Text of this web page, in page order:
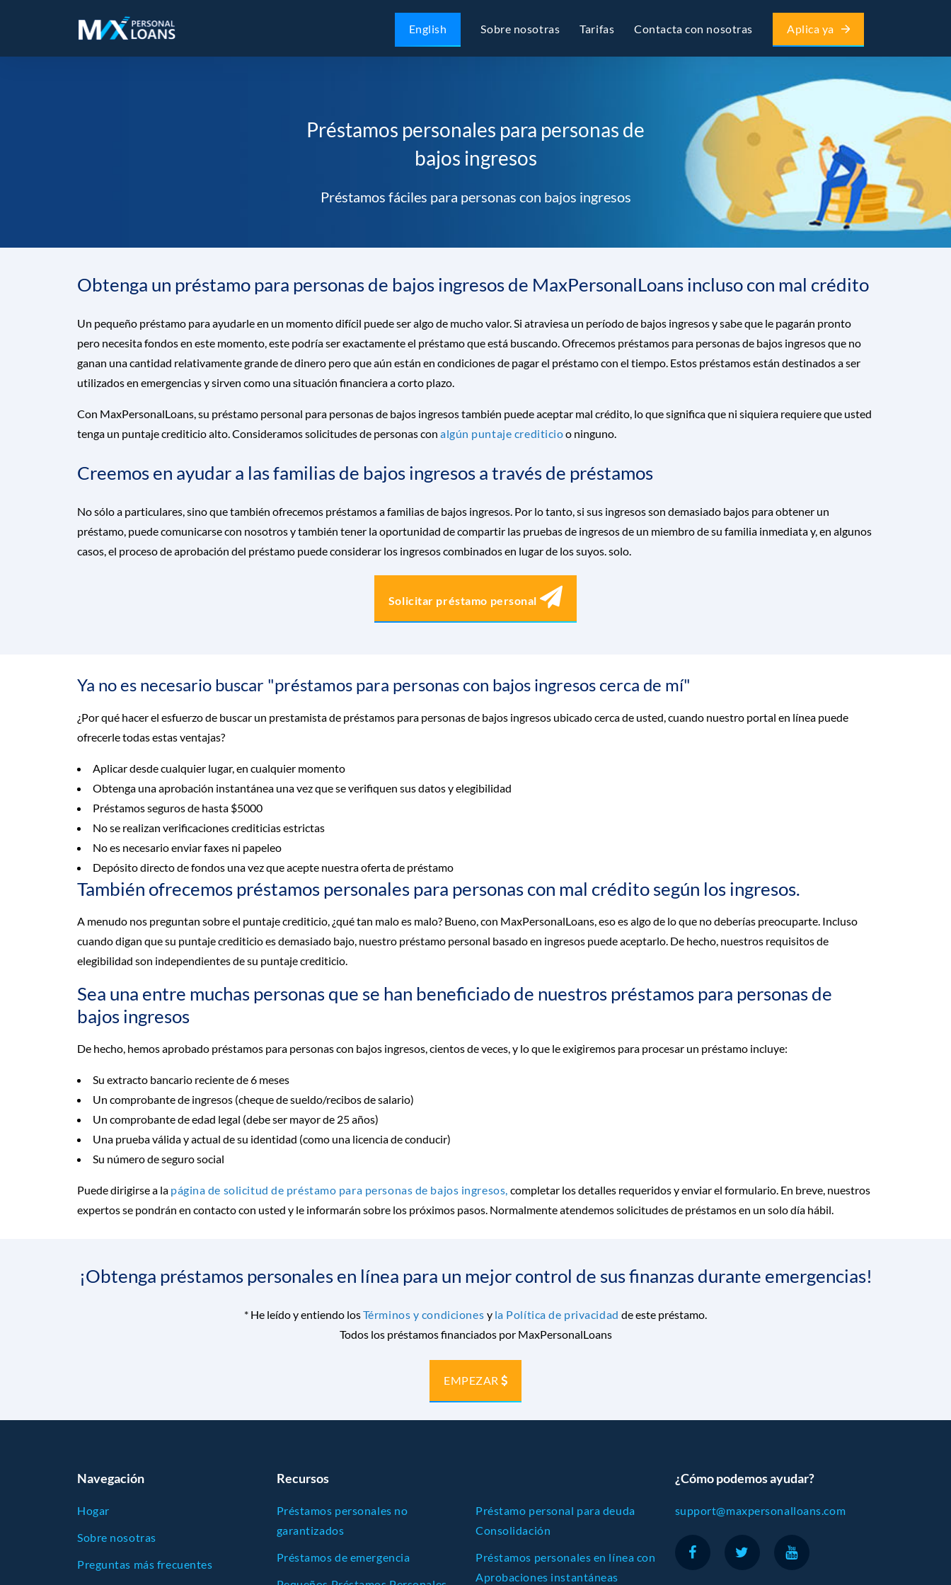
English Sobre nosotras Tarifas Contacta con nosotras Aplica ya
Préstamos personales para personas de
bajos ingresos
Préstamos fáciles para personas con bajos ingresos
Obtenga un préstamo para personas de bajos ingresos de MaxPersonalLoans incluso con mal crédito
Un pequeño préstamo para ayudarle en un momento difícil puede ser algo de mucho valor. Si atraviesa un período de bajos ingresos y sabe que le pagarán pronto
pero necesita fondos en este momento, este podría ser exactamente el préstamo que está buscando. Ofrecemos préstamos para personas de bajos ingresos que no
ganan una cantidad relativamente grande de dinero pero que aún están en condiciones de pagar el préstamo con el tiempo. Estos préstamos están destinados a ser
utilizados en emergencias y sirven como una situación financiera a corto plazo.
Con MaxPersonalLoans, su préstamo personal para personas de bajos ingresos también puede aceptar mal crédito, lo que significa que ni siquiera requiere que usted
tenga un puntaje crediticio alto. Consideramos solicitudes de personas con algún puntaje crediticioo ninguno.
Creemos en ayudar a las familias de bajos ingresos a través de préstamos
No sólo a particulares, sino que también ofrecemos préstamos a familias de bajos ingresos. Por lo tanto, si sus ingresos son demasiado bajos para obtener un
préstamo, puede comunicarse con nosotros y también tener la oportunidad de compartir las pruebas de ingresos de un miembro de su familia inmediata y, en algunos
casos, el proceso de aprobación del préstamo puede considerar los ingresos combinados en lugar de los suyos. solo.
Solicitar préstamo personal
Ya no es necesario buscar "préstamos para personas con bajos ingresos cerca de mí"
¿Por qué hacer el esfuerzo de buscar un prestamista de préstamos para personas de bajos ingresos ubicado cerca de usted, cuando nuestro portal en línea puede
ofrecerle todas estas ventajas?
Aplicar desde cualquier lugar, en cualquier momento
Obtenga una aprobación instantánea una vez que se verifiquen sus datos y elegibilidad
Préstamos seguros de hasta $5000
No se realizan verificaciones crediticias estrictas
No es necesario enviar faxes ni papeleo
Depósito directo de fondos una vez que acepte nuestra oferta de préstamo
También ofrecemos préstamos personales para personas con mal crédito según los ingresos.
A menudo nos preguntan sobre el puntaje crediticio, ¿qué tan malo es malo? Bueno, con MaxPersonalLoans, eso es algo de lo que no deberías preocuparte. Incluso
cuando digan que su puntaje crediticio es demasiado bajo, nuestro préstamo personal basado en ingresos puede aceptarlo. De hecho, nuestros requisitos de
elegibilidad son independientes de su puntaje crediticio.
Sea una entre muchas personas que se han beneficiado de nuestros préstamos para personas de
bajos ingresos
De hecho, hemos aprobado préstamos para personas con bajos ingresos, cientos de veces, y lo que le exigiremos para procesar un préstamo incluye:
Su extracto bancario reciente de 6 meses
Un comprobante de ingresos (cheque de sueldo/recibos de salario)
Un comprobante de edad legal (debe ser mayor de 25 años)
Una prueba válida y actual de su identidad (como una licencia de conducir)
Su número de seguro social
Puede dirigirse a la página de solicitud de préstamo para personas de bajos ingresos, completar los detalles requeridos y enviar el formulario. En breve, nuestros
expertos se pondrán en contacto con usted y le informarán sobre los próximos pasos. Normalmente atendemos solicitudes de préstamos en un solo día hábil.
¡Obtenga préstamos personales en línea para un mejor control de sus finanzas durante emergencias!
*He leído y entiendo losTérminos y condiciones y la Política de privacidadde este préstamo.
Todos los préstamos financiados por MaxPersonalLoans
EMPEZAR
Navegación
Hogar
Sobre nosotras
Preguntas más frecuentes
Recursos
Préstamos personales no
garantizados
Préstamos de emergencia
Préstamo personal para deuda
Consolidación
Préstamos personales en línea con
Aprobaciones instantáneas
¿Cómo podemos ayudar?
support@maxpersonalloans.com